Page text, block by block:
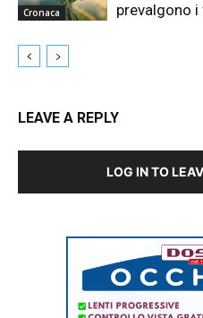
Cronaca
prevalgono
LEAVE A REPLY
LOG IN TO